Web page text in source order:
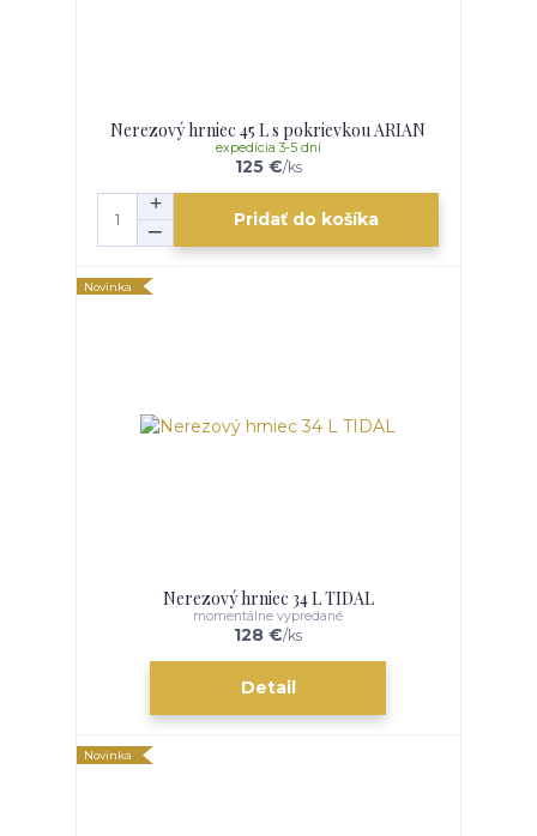
Nerezový hrniec 45 L s pokrievkou ARIAN
125 €/ks
expedícia 3-5 dní
Pridať do košíka
Novinka
Nerezový hrniec 34 L TIDAL
128 €/ks
momentálne vypredané
Detail
Novinka